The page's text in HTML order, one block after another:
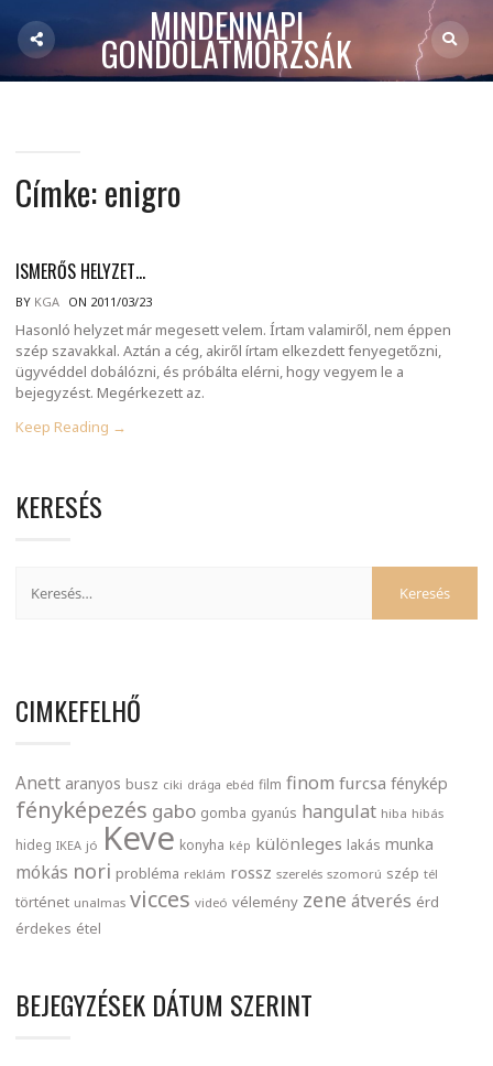
MINDENNAPI
GONDOLATMORZSÁK
Címke:enigro
ISMERŐS HELYZET…
BY KGA ON 2011/03/23
Hasonló helyzet már megesett velem. Írtam valamiről, nem éppen
szép szavakkal. Aztán a cég, akiről írtam elkezdett fenyegetőzni,
ügyvéddel dobálózni, és próbálta elérni, hogy vegyem le a
bejegyzést. Megérkezett az.
Keep Reading →
KERESÉS
CIMKEFELHŐ
Anett aranyos busz ciki drága ebéd film finom furcsa fénykép
fényképezés gabo gomba gyanús hangulat hiba hibás
hideg IKEA jó Keve konyha kép különleges lakás munka
mókás nori probléma reklám rossz szerelés szomorú szép tél
történet unalmas vicces videó vélemény zene átverés érd
érdekes étel
BEJEGYZÉSEK DÁTUM SZERINT